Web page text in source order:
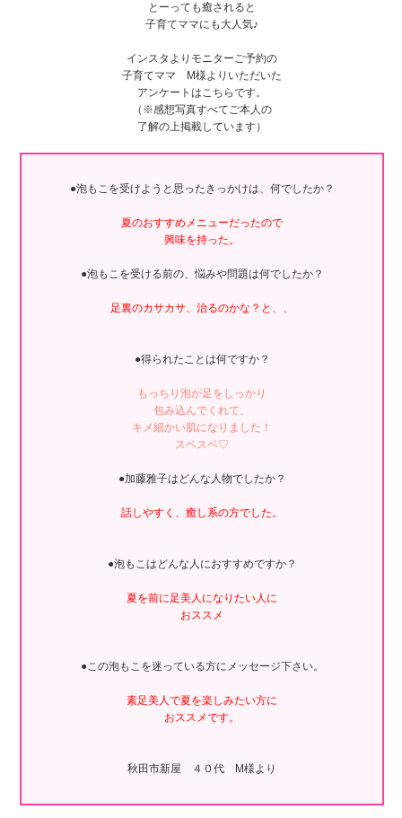
とーっても癒されると
子育てママにも大人気♪
インスタよりモニターご予約の
子育てママ M様よりいただいた
アンケートはこちらです。
（※感想写真すべてご本人の
了解の上掲載しています）
●泡もこを受けようと思ったきっかけは、何でしたか？
夏のおすすめメニューだったので
興味を持った。
●泡もこを受ける前の、悩みや問題は何でしたか？
足裏のカサカサ、治るのかな？と、、
●得られたことは何ですか？
もっちり泡が足をしっかり
包み込んでくれて、
キメ細かい肌になりました！
スベスベ♡
●加藤雅子はどんな人物でしたか？
話しやすく、癒し系の方でした。
●泡もこはどんな人におすすめですか？
夏を前に足美人になりたい人に
おススメ
●この泡もこを迷っている方にメッセージ下さい。
素足美人で夏を楽しみたい方に
おススメです。
秋田市新屋 ４０代 M様より